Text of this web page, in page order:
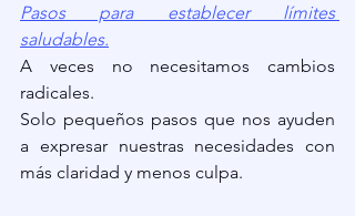
Pasos para establecer límites
saludables.
A veces no necesitamos cambios
radicales.
Solo pequeños pasos que nos ayuden
a expresar nuestras necesidades con
más claridad y menos culpa.